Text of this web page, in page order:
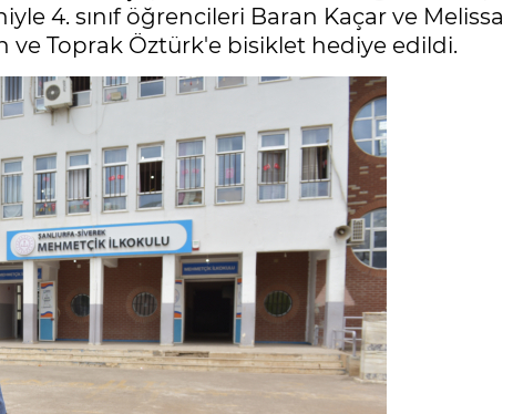
4. sınıf öğrencileri Baran Kaçar ve Melissa
ve Toprak Öztürk'e bisiklet hediye edildi.